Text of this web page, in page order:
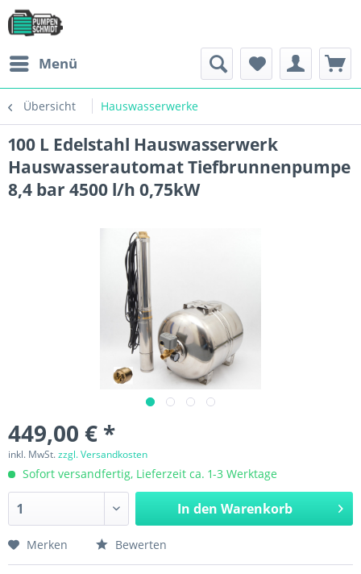
Menü
Übersicht Hauswasserwerke
100 L Edelstahl Hauswasserwerk
Hauswasserautomat Tiefbrunnenpumpe
8,4 bar 4500 l/h 0,75kW
449,00 € *
inkl. MwSt.zzgl. Versandkosten
Sofort versandfertig, Lieferzeit ca. 1-3 Werktage
In den Warenkorb
Merken Bewerten